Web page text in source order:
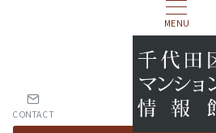
MENU
CONTACT